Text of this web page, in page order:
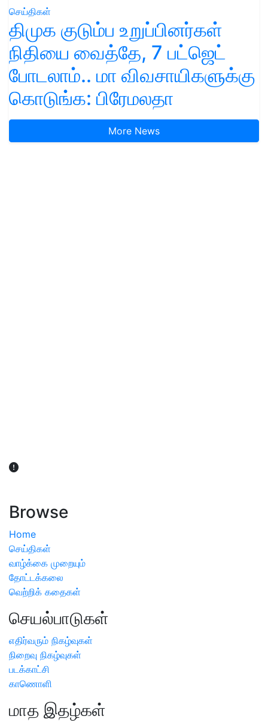
செய்திகள்
திமுக குடும்ப உறுப்பினர்கள்
நிதியை வைத்தே, 7 பட்ஜெட்
போடலாம்.. மா விவசாயிகளுக்கு
கொடுங்க: பிரேமலதா
More News
Browse
Home
செய்திகள்
வாழ்க்கை முறையும்
தோட்டக்கலை
வெற்றிக் கதைகள்
செயல்பாடுகள்
எதிர்வரும் நிகழ்வுகள்
நிறைவு நிகழ்வுகள்
படக்காட்சி
காணொளி
மாத இதழ்கள்